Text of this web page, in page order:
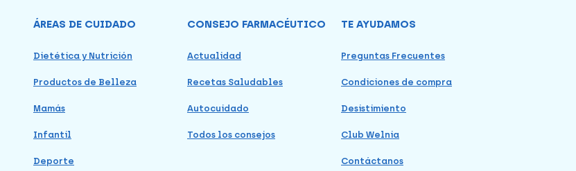
ÁREAS DE CUIDADO
Dietética y Nutrición
Productos de Belleza
Mamás
Infantil
Deporte
CONSEJO FARMACÉUTICO
Actualidad
Recetas Saludables
Autocuidado
Todos los consejos
TE AYUDAMOS
Preguntas Frecuentes
Condiciones de compra
Desistimiento
Club Welnia
Contáctanos